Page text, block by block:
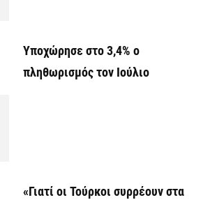
Υποχώρησε στο 3,4% ο
πληθωρισμός τον Ιούλιο
«Γιατί οι Τούρκοι συρρέουν στα